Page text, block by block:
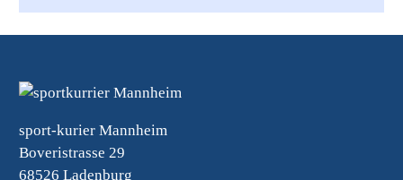
sport-kurier Mannheim
Boveristrasse 29
68526 Ladenburg